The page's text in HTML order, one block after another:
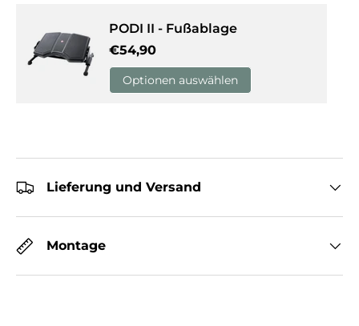
PODI II - Fußablage
Normaler Preis
€54,90
Optionen auswählen
Lieferung und Versand
Montage